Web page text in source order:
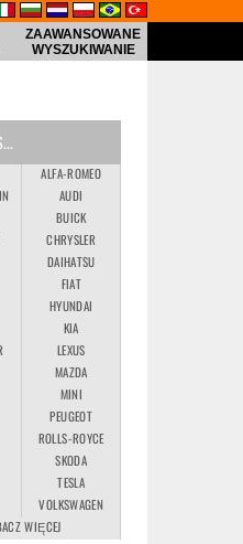
ZAAWANSOWANE
WYSZUKIWANIE
ALFA-ROMEO
AUDI
BUICK
CHRYSLER
DAIHATSU
FIAT
HYUNDAI
KIA
LEXUS
MAZDA
MINI
PEUGEOT
ROLLS-ROYCE
SKODA
TESLA
VOLKSWAGEN
WIĘCEJ